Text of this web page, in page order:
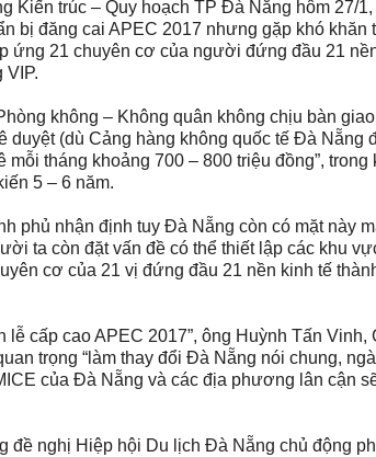
Kiến trúc – Quy hoạch TP Đà Nẵng hôm 27/
bị đăng cai APEC 2017 nhưng gặp khó khăn
ứng 21 chuyên cơ của người đứng đầu 21
VIP.
không – Không quân không chịu bàn
(dù Cảng hàng không quốc tế Đà Nẵng
tháng khoảng 700 – 800 triệu đồng”, trong
5 – 6 năm.
phủ nhận định tuy Đà Nẵng còn có mặt này
ta còn đặt vấn đề có thể thiết lập các khu
cơ của 21 vị đứng đầu 21 nền kinh tế
cấp cao APEC 2017”, ông Huỳnh Tấn Vinh,
trọng “làm thay đổi Đà Nẵng nói chung,
của Đà Nẵng và các địa phương lân cận
đề nghị Hiệp hội Du lịch Đà Nẵng chủ động